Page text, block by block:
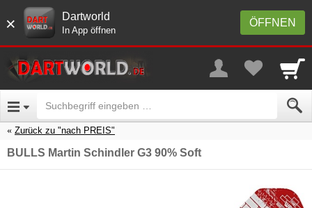
× ÖFFNEN
Dartworld
In App öffnen
Zurück zu "nach PREIS"
BULLS Martin Schindler G3 90% Soft